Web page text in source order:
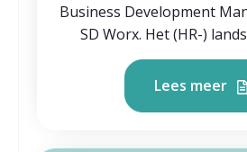
Business Development
SD Worx. Het (HR-)
Lees meer